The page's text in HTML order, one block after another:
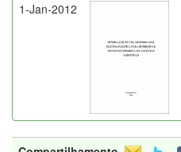
1-Jan-2012